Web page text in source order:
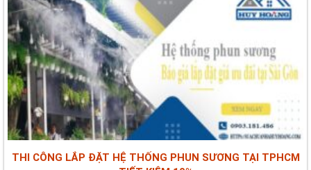
6 https://suachuanhahuyhoang.com/sonnaototnhat.html 7
https://suachuanhahuyhoang.com/nguyentacvaquytrinhsonchongtham.html
8 https://suachuanhahuyhoang.com/menhthuyhopmaugi.html 9
https://suachuanhahuyhoang.com/menhkimhopmaugi.html 10...
THI CÔNG LẮP ĐẶT HỆ THỐNG PHUN SƯƠNG TẠI TPHCM